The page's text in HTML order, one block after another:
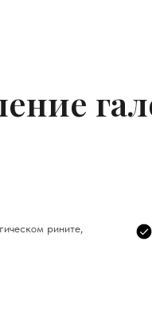
рините,